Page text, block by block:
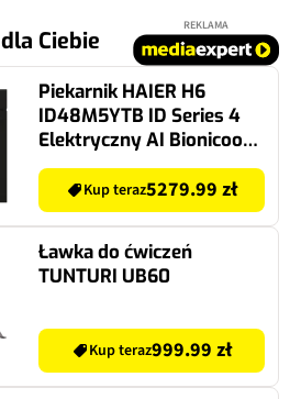
Ciebie
REKLAMA
Piekarnik HAIER H6
ID48M5YTB ID Series 4
Elektryczny AI Bionicook
Air Fry Termoobieg
Podwójne prowadnice
teleskopowe
Kup teraz5279.99 zł
Ławka do ćwiczeń
TUNTURI UB60
Kup teraz999.99 zł